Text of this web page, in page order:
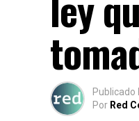
Publicado
Por Red